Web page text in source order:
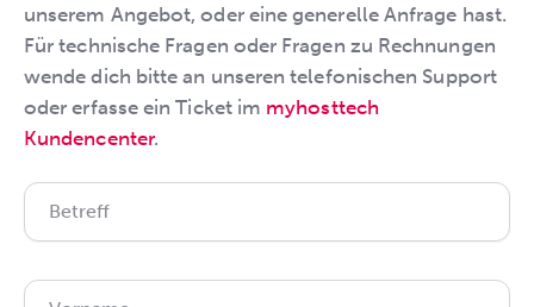
unserem Angebot, oder eine generelle Anfrage hast.
Für technische Fragen oder Fragen zu Rechnungen
wende dich bitte an unseren telefonischen Support
oder erfasse ein Ticket im myhosttech
Kundencenter.